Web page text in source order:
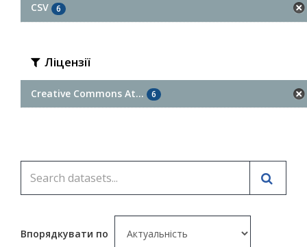
CSV 6
Ліцензії
Creative Commons At... 6
Впорядкувати по